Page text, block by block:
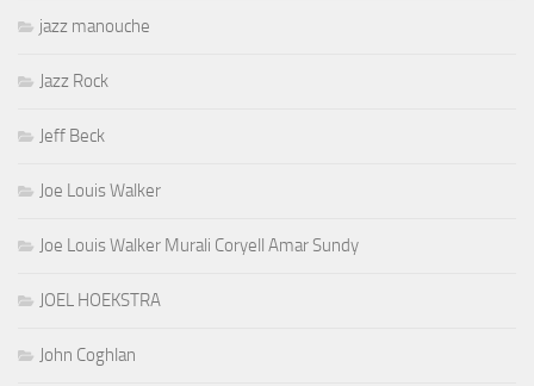
jazz manouche
Jazz Rock
Jeff Beck
Joe Louis Walker
Joe Louis Walker Murali Coryell Amar Sundy
JOEL HOEKSTRA
John Coghlan